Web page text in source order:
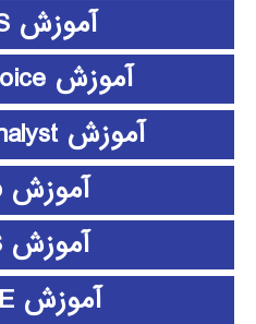
آموزش ETABS
آموزش expert choice
آموزش Frontier Analyst
آموزش github
آموزش HFSS
آموزش HSPICE